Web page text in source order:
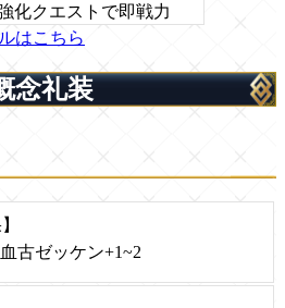
化クエストで即戦力
はこちら
念礼装
古ゼッケン+1~2